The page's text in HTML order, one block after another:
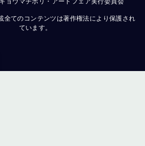
全てのコンテンツは著作権法により保護され
ています。